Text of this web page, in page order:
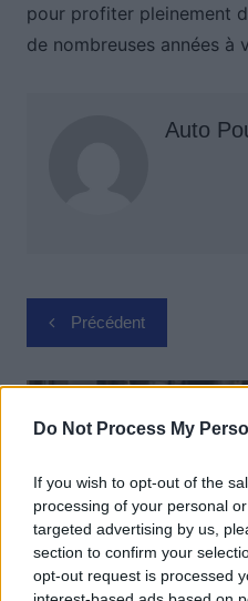
Do Not Process My
If you wish to opt-out of the
processing of your personal
targeted advertising by us,
section to confirm your
opt-out request is processed
pour profiter pleinement
de nombreuses années à
Auto
Navigation
de
l’article
Précédent